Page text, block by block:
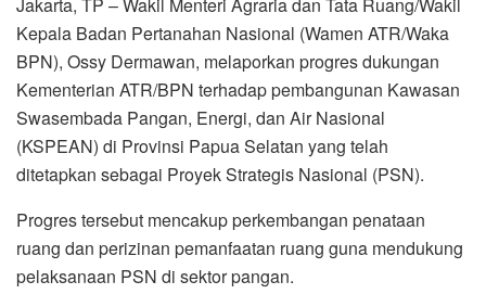
Kepala Badan Pertanahan Nasional (Wamen ATR/Waka
BPN), Ossy Dermawan, melaporkan progres dukungan
Kementerian ATR/BPN terhadap pembangunan Kawasan
Swasembada Pangan, Energi, dan Air Nasional
(KSPEAN) di Provinsi Papua Selatan yang telah
ditetapkan sebagai Proyek Strategis Nasional (PSN).
Progres tersebut mencakup perkembangan penataan
ruang dan perizinan pemanfaatan ruang guna mendukung
pelaksanaan PSN di sektor pangan.